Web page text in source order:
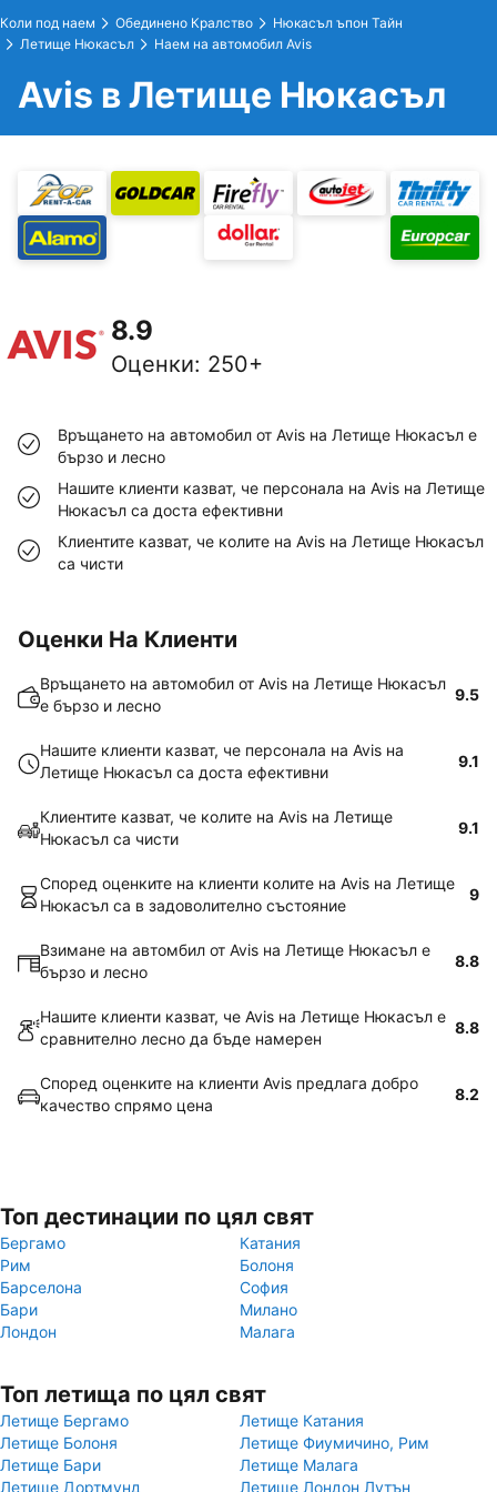
Коли под наем Обединено Кралство
Нюкасъл ъпон Тайн
Летище Нюкасъл
Наем на автомобил Avis
Avis в Летище Нюкасъл
8.9
Оценки: 250+
Връщането на автомобил от Avis на Летище Нюкасъл е
бързо и лесно
Нашите клиенти казват, че персонала на Avis на Летище
Нюкасъл са доста ефективни
Клиентите казват, че колите на Avis на Летище Нюкасъл
са чисти
Оценки На Клиенти
Връщането на автомобил от Avis на Летище Нюкасъл
е бързо и лесно
9.5
Нашите клиенти казват, че персонала на Avis на
Летище Нюкасъл са доста ефективни
9.1
Клиентите казват, че колите на Avis на Летище
Нюкасъл са чисти
9.1
Според оценките на клиенти колите на Avis на Летище
Нюкасъл са в задоволително състояние
9
Взимане на автомбил от Avis на Летище Нюкасъл е
бързо и лесно
8.8
Нашите клиенти казват, че Avis на Летище Нюкасъл е
сравнително лесно да бъде намерен
8.8
Според оценките на клиенти Avis предлага добро
качество спрямо цена
8.2
Топ дестинации по цял свят
Бергамо
Катания
Рим
Болоня
Барселона
София
Бари
Милано
Лондон
Малага
Топ летища по цял свят
Летище Бергамо
Летище Катания
Летище Болоня
Летище Фиумичино, Рим
Летище Бари
Летище Малага
Летище Дортмунд
Летище Лондон Лутън